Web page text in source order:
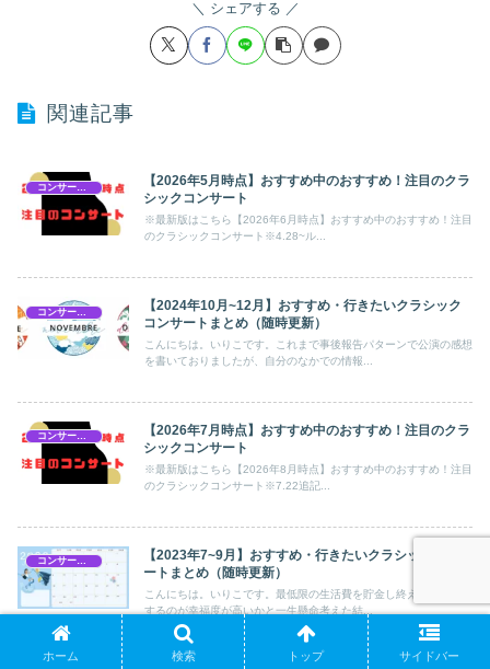
シェアする
関連記事
【2026年5月時点】おすすめ中のおすすめ！注目のクラ
シックコンサート
※最新版はこちら【2026年6月時点】おすすめ中のおすすめ！注目
のクラシックコンサート※4.28~ル...
【2024年10月~12月】おすすめ・行きたいクラシック
コンサートまとめ（随時更新）
こんにちは。いりこです。これまで事後報告パターンで公演の感想
を書いておりましたが、自分のなかでの情報...
コンサートスケジュール
【2026年7月時点】おすすめ中のおすすめ！注目のクラ
シックコンサート
※最新版はこちら【2026年8月時点】おすすめ中のおすすめ！注目
のクラシックコンサート※7.22追記...
コンサートスケジュール
【2023年7~9月】おすすめ・行きたいクラシックコンサ
ートまとめ（随時更新）
こんにちは。いりこです。最低限の生活費を貯金し終え、何に散財
するのが幸福度が高いかと一生懸命考えた結...
ホーム 検索 トップ サイドバー